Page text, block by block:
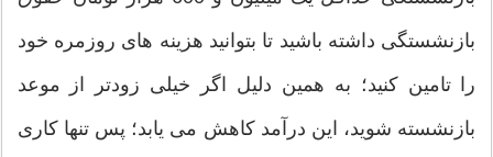
بازنشستگی داشته باشید تا بتوانید هزینه های روزمره خود
را تامین کنید؛ به همین دلیل اگر خیلی زودتر از موعد
بازنشسته شوید، این درآمد کاهش می یابد؛ پس تنها کاری